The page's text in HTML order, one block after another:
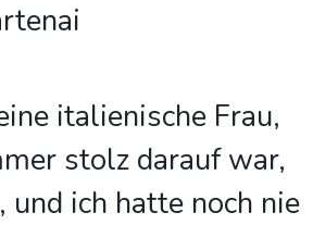
italienische Frau,
stolz darauf war,
und ich hatte noch nie